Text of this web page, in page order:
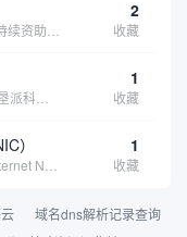
2
收藏
1
收藏
） 1
收藏
域名dns解析记录查询